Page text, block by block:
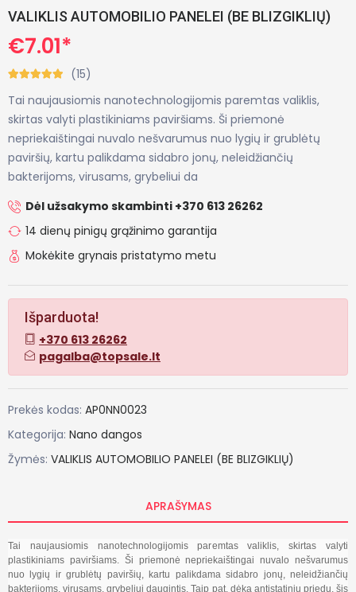
VALIKLIS AUTOMOBILIO PANELEI (BE BLIZGIKLIŲ)
€7.01*
(15)
Tai naujausiomis nanotechnologijomis paremtas valiklis,
skirtas valyti plastikiniams paviršiams. Ši priemonė
nepriekaištingai nuvalo nešvarumus nuo lygių ir grublėtų
paviršių, kartu palikdama sidabro jonų, neleidžiančių
bakterijoms, virusams, grybeliui da
Dėl užsakymo skambinti +370 613 26262
14 dienų pinigų grąžinimo garantija
Mokėkite grynais pristatymo metu
Išparduota!
+370 613 26262
pagalba@topsale.lt
Prekės kodas: AP0NN0023
Kategorija: Nano dangos
Žymės: VALIKLIS AUTOMOBILIO PANELEI (BE BLIZGIKLIŲ)
APRAŠYMAS
Tai naujausiomis nanotechnologijomis paremtas valiklis, skirtas valyti
plastikiniams paviršiams. Ši priemonė nepriekaištingai nuvalo nešvarumus
nuo lygių ir grublėtų paviršių, kartu palikdama sidabro jonų, neleidžiančių
bakterijoms, virusams, grybeliui daugintis. Taip pat, dėka antistatinių priedų, šis